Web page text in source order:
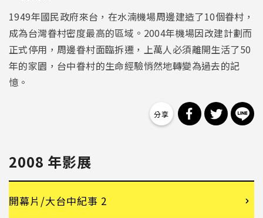
1949年國民政府來台，在水湳機場周邊建造了10個眷村，
成為台灣眷村密度最高的區域。2004年機場因改建計劃而
正式停用，周邊眷村面臨拆遷，上萬人必須離開生活了50
年的家園，台中眷村的生命經驗悄然地轉變為過去的記
憶。
分享到分享到
2008 年影展
開幕片/大台中紀事 2